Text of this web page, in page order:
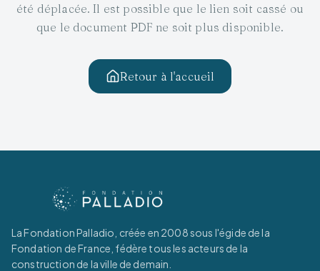
été déplacée. Il est possible que le lien soit cassé ou
que le document PDF ne soit plus disponible.
Retour à l'accueil
La Fondation Palladio, créée en 2008 sous l'égide de la
Fondation de France, fédère tous les acteurs de la
construction de la ville de demain.